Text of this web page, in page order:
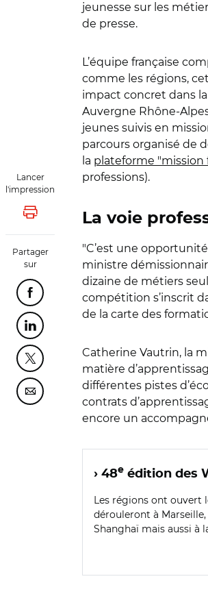
Lancer
l'impression
Lancer l'impression
Partager
sur
Partager cette page sur Facebook
Partager cette page sur Linkedin
Partager cette page sur Twitter
Partager cette page sur Courriel
jeunesse sur les
de presse.
L’équipe française
comme les régions,
impact concret dans
Auvergne Rhône-
jeunes suivis en
parcours organisé de
la plateforme "mission
professions).
La voie
"C’est une
ministre
dizaine de métiers
compétition s’inscrit
de la carte des
Catherine Vautrin, la
matière
différentes pistes
contrats
encore un
› 48e édition des
Les régions ont ouvert
dérouleront à
Shanghaï mais aussi à